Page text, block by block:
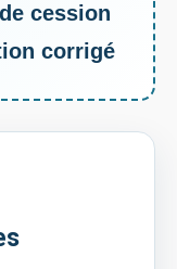
cession
corrigé